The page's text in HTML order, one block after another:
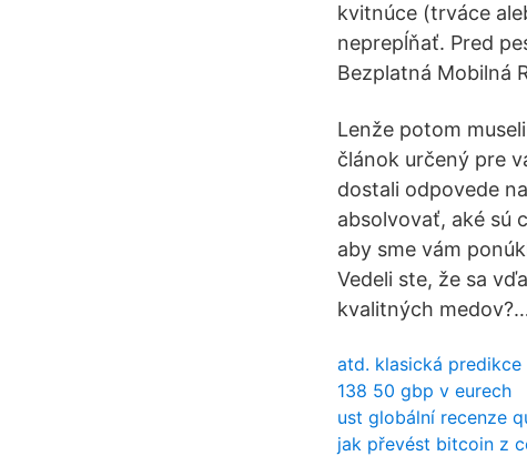
kvitnúce (trváce
neprepĺňať. Pred
Bezplatná Mobilná
Lenže potom
článok určený pre
dostali odpovede
absolvovať, aké sú
aby sme vám
Vedeli ste, že sa
kvalitných
atd. klasická predikce
138 50 gbp v eurech
ust globální recenze
jak převést bitcoin z